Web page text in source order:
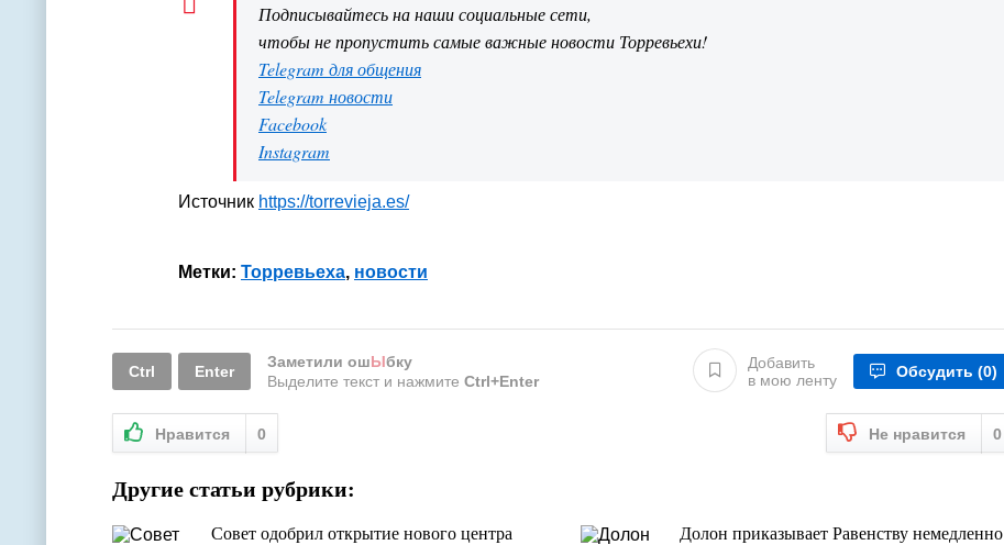
Подписывайтесь на наши социальные сети,
чтобы не пропустить самые важные новости Торревьехи!
Telegram для общения
Telegram новости
Facebook
Instagram
Источник https://torrevieja.es/
Метки: Торревьеха, новости
Ctrl Enter
Заметили ошЫбку
Выделите текст и нажмите Ctrl+Enter
Добавить
в мою ленту
Обсудить (0)
Нравится 0 Не нравится 0
Другие статьи рубрики:
Совет одобрил открытие нового центра
Долон приказывает Равенству немедленно